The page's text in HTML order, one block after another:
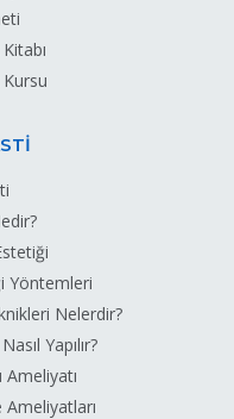
Yöntemleri
Nelerdir?
Yapılır?
Ameliyatı